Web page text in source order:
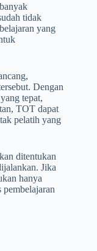
tidak
yang
Dengan
tepat,
TOT dapat
pelatih yang
ditentukan
Jika
hanya
pembelajaran